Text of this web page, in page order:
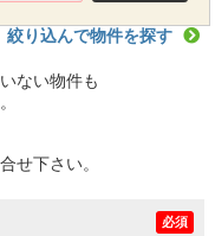
絞り込んで物件を探す
ない物件も
せ下さい。
必須